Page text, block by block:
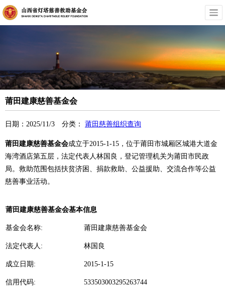
莆田建康慈善基金会
日期：2025/11/3 分类： 莆田慈善组织查询
莆田建康慈善基金会成立于2015-1-15，位于莆田市城厢区城港大道金
海湾酒店第五层，法定代表人林国良，登记管理机关为莆田市民政
局。救助范围包括扶贫济困、捐款救助、公益援助、交流合作等公益
慈善事业活动。
莆田建康慈善基金会基本信息
基金会名称: 莆田建康慈善基金会
法定代表人: 林国良
成立日期: 2015-1-15
信用代码: 533503003295263744